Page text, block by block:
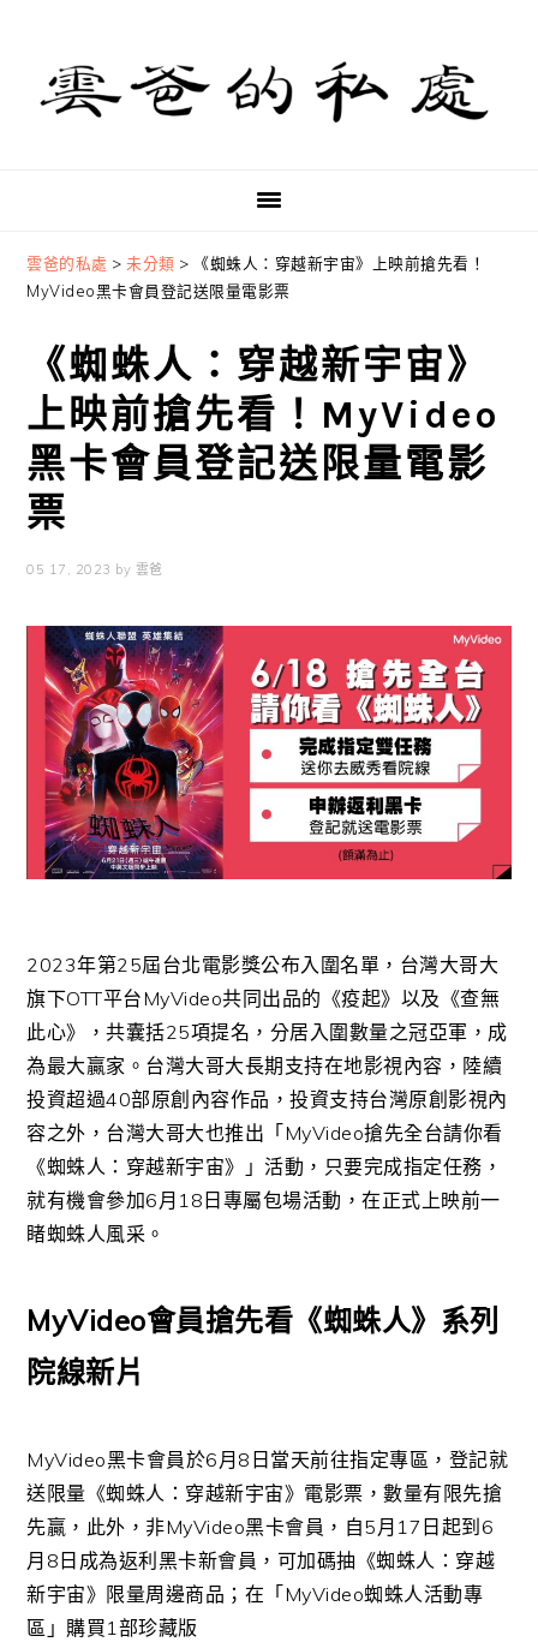
primary
navigation
content
primary
sidebar
雲爸的私處 >未分類 >
《蜘蛛人：穿越新宇宙》上映前搶先看！
MyVideo黑卡會員登記送限量電影票
《蜘蛛人：穿越新宇宙》
上映前搶先看！MyVideo
黑卡會員登記送限量電影
票
05 17, 2023 by 雲爸
2023年第25屆台北電影獎公布入圍名單，台灣大哥大
旗下OTT平台MyVideo共同出品的《疫起》以及《查無
此心》，共囊括25項提名，分居入圍數量之冠亞軍，成
為最大贏家。台灣大哥大長期支持在地影視內容，陸續
投資超過40部原創內容作品，投資支持台灣原創影視內
容之外，台灣大哥大也推出「MyVideo搶先全台請你看
《蜘蛛人：穿越新宇宙》」活動，只要完成指定任務，
就有機會參加6月18日專屬包場活動，在正式上映前一
睹蜘蛛人風采。
MyVideo會員搶先看《蜘蛛人》系列
院線新片
MyVideo黑卡會員於6月8日當天前往指定專區，登記就
送限量《蜘蛛人：穿越新宇宙》電影票，數量有限先搶
先贏，此外，非MyVideo黑卡會員，自5月17日起到6
月8日成為返利黑卡新會員，可加碼抽《蜘蛛人：穿越
新宇宙》限量周邊商品；在「MyVideo蜘蛛人活動專
區」購買1部珍藏版